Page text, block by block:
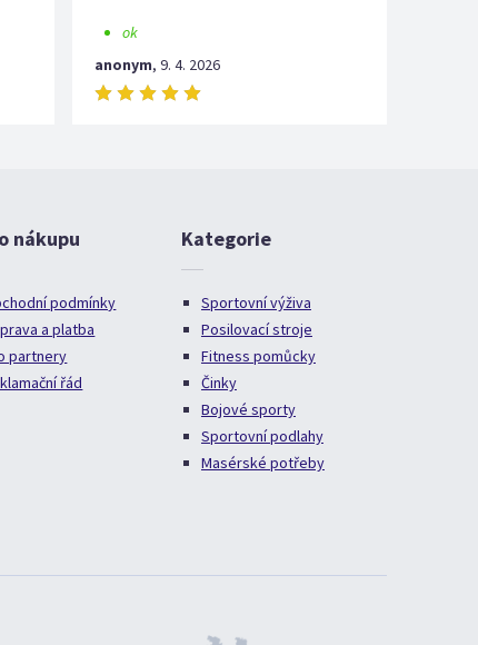
ok
anonym, 9. 4. 2026
nákupu
podmínky
a platba
partnery
řád
Kategorie
Sportovní výživa
Posilovací stroje
Fitness pomůcky
Činky
Bojové sporty
Sportovní podlahy
Masérské potřeby